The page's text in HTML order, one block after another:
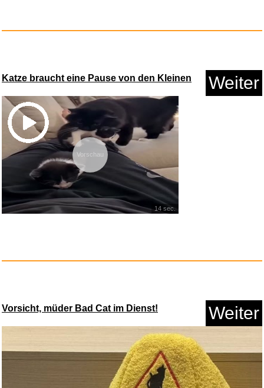
Die Rosa Karaffe...
Anzeige
Katze braucht eine Pause von den Kleinen Weiter
Vorschau
14 sec.
Vorsicht, müder Bad Cat im Dienst! Weiter